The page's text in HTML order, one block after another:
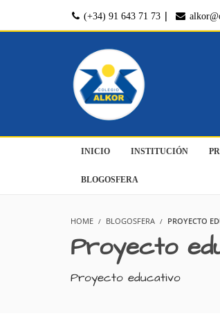
(+34) 91 643 71 73 |
INICIO INSTITUCIÓN
BLOGOSFERA
HOME BLOGOSFERA PROYECTO
Proyecto
Proyecto educativo